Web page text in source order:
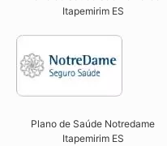
Itapemirim ES​
Plano de Saúde Notredame
Itapemirim ES​